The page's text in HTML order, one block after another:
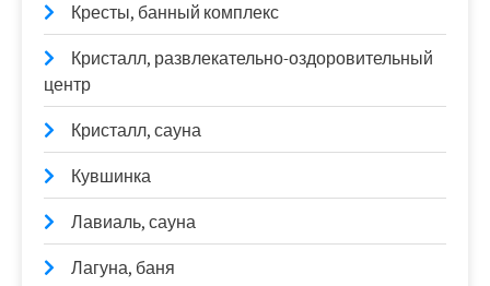
Кресты, банный комплекс
Кристалл, развлекательно-оздоровительный
центр
Кристалл, сауна
Кувшинка
Лавиаль, сауна
Лагуна, баня